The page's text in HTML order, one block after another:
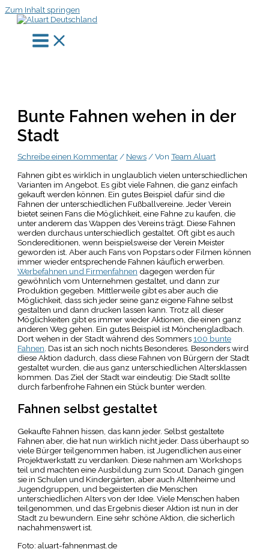
Zum Inhalt springen
Bunte Fahnen wehen in der
Stadt
Schreibe einen Kommentar / News / VonTeam Aluart
Fahnen gibt es wirklich in unglaublich vielen unterschiedlichen
Varianten im Angebot. Es gibt viele Fahnen, die ganz einfach
gekauft werden können. Ein gutes Beispiel dafür sind die
Fahnen der unterschiedlichen Fußballvereine. Jeder Verein
bietet seinen Fans die Möglichkeit, eine Fahne zu kaufen, die
unter anderem das Wappen des Vereins trägt. Diese Fahnen
werden durchaus unterschiedlich gestaltet. Oft gibt es auch
Sondereditionen, wenn beispielsweise der Verein Meister
geworden ist. Aber auch Fans von Popstars oder Filmen können
immer wieder entsprechende Fahnen käuflich erwerben.
Werbefahnen und Firmenfahnen dagegen werden für
gewöhnlich vom Unternehmen gestaltet, und dann zur
Produktion gegeben. Mittlerweile gibt es aber auch die
Möglichkeit, dass sich jeder seine ganz eigene Fahne selbst
gestalten und dann drucken lassen kann. Trotz all dieser
Möglichkeiten gibt es immer wieder Aktionen, die einen ganz
anderen Weg gehen. Ein gutes Beispiel ist Mönchengladbach.
Dort wehen in der Stadt während des Sommers100 bunte
Fahnen. Das ist an sich noch nichts Besonderes. Besonders wird
diese Aktion dadurch, dass diese Fahnen von Bürgern der Stadt
gestaltet wurden, die aus ganz unterschiedlichen Altersklassen
kommen. Das Ziel der Stadt war eindeutig: Die Stadt sollte
durch farbenfrohe Fahnen ein Stück bunter werden.
Fahnen selbst gestaltet
Gekaufte Fahnen hissen, das kann jeder. Selbst gestaltete
Fahnen aber, die hat nun wirklich nicht jeder. Dass überhaupt so
viele Bürger teilgenommen haben, ist Jugendlichen aus einer
Projektwerkstatt zu verdanken. Diese nahmen am Workshops
teil und machten eine Ausbildung zum Scout. Danach gingen
sie in Schulen und Kindergärten, aber auch Altenheime und
Jugendgruppen, und begeisterten die Menschen
unterschiedlichen Alters von der Idee. Viele Menschen haben
teilgenommen, und das Ergebnis dieser Aktion ist nun in der
Stadt zu bewundern. Eine sehr schöne Aktion, die sicherlich
nachahmenswert ist.
Foto: aluart-fahnenmast.de